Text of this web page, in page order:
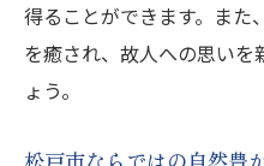
得ることができます。また
を癒され、故人への思い
ょう。